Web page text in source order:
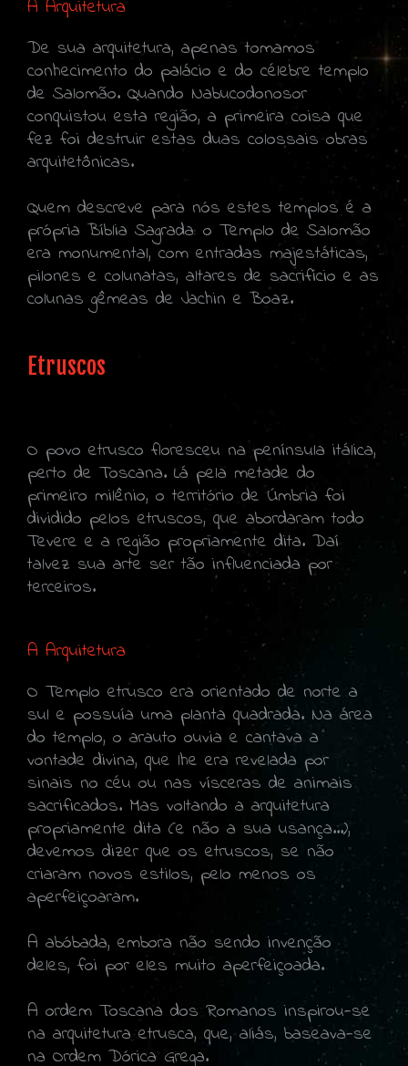
A Arquitetura
De sua arquitetura, apenas tomamos
conhecimento do palácio e do célebre templo
de Salomão. Quando Nabucodonosor
conquistou esta região, a primeira coisa que
fez foi destruir estas duas colossais obras
arquitetônicas.
Quem descreve para nós estes templos é a
própria Bíblia Sagrada: o Templo de Salomão
era monumental, com entradas majestáticas,
pilones e colunatas, altares de sacrifício e as
colunas gêmeas de Jachin e Boaz.
Etruscos
O povo etrusco floresceu na península itálica,
perto de Toscana. Lá pela metade do
primeiro milênio, o território de Úmbria foi
dividido pelos etruscos, que abordaram todo
Tevere e a região propriamente dita. Daí
talvez sua arte ser tão influenciada por
terceiros.
A Arquitetura
O Templo etrusco era orientado de norte a
sul e possuía uma planta quadrada. Na área
do templo, o arauto ouvia e cantava a
vontade divina, que lhe era revelada por
sinais no céu ou nas vísceras de animais
sacrificados. Mas voltando a arquitetura
propriamente dita (e não a sua usança...),
devemos dizer que os etruscos, se não
criaram novos estilos, pelo menos os
aperfeiçoaram.
A abóbada, embora não sendo invenção
deles, foi por eles muito aperfeiçoada.
A ordem Toscana dos Romanos inspirou-se
na arquitetura etrusca, que, aliás, baseava-se
na Ordem Dórica Grega.